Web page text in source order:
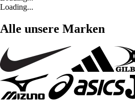
Loading...
Alle unsere Marken